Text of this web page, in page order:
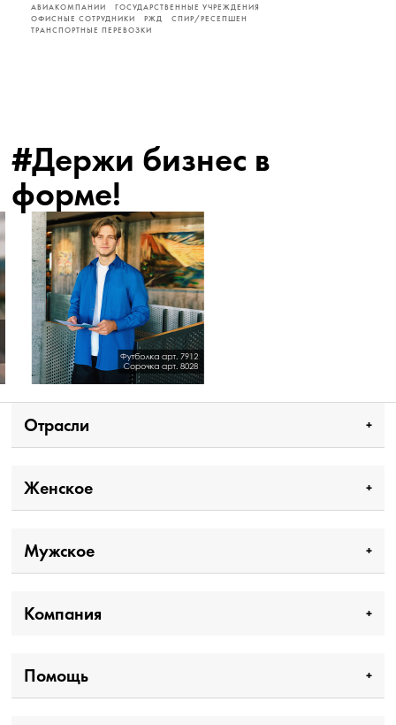
АВИАКОМПАНИИ
ГОСУДАРСТВЕННЫЕ УЧРЕЖДЕНИЯ
ОФИСНЫЕ СОТРУДНИКИ
РЖД
СПИР/РЕСЕПШЕН
ТРАНСПОРТНЫЕ ПЕРЕВОЗКИ
#Держи бизнес в
форме!
Отрасли
Женское
Мужское
Компания
Помощь